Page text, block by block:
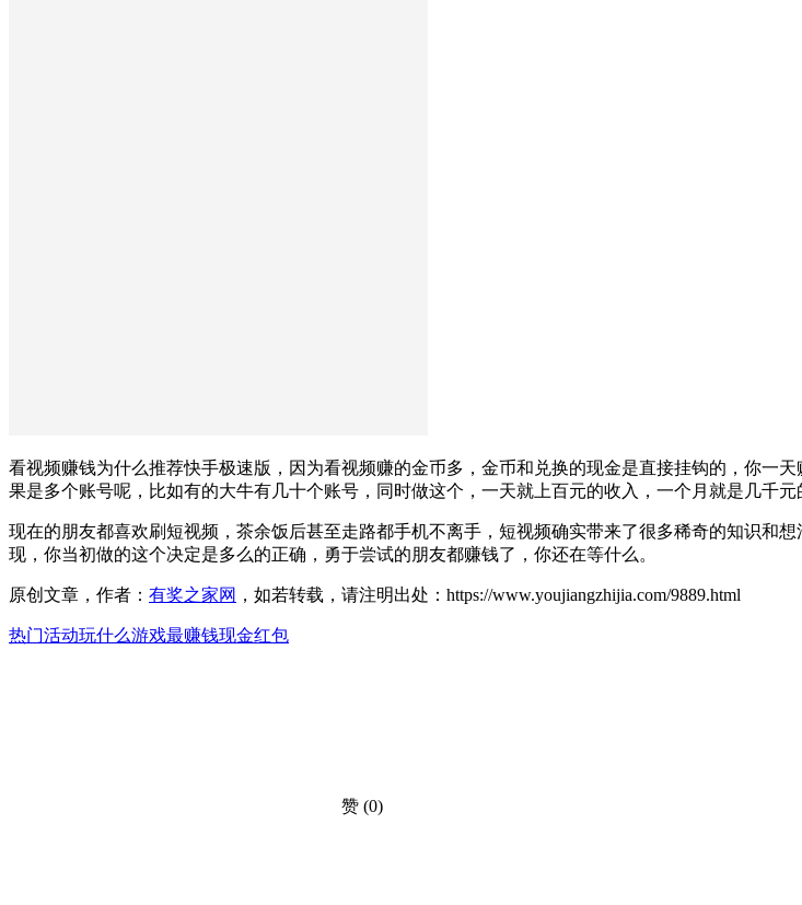
看视频赚钱为什么推荐快手极速版，因为看视频赚的金币多，金币和兑换的现金是直接挂钩的，你一
果是多个账号呢，比如有的大牛有几十个账号，同时做这个，一天就上百元的收入，一个月就是几千元
现在的朋友都喜欢刷短视频，茶余饭后甚至走路都手机不离手，短视频确实带来了很多稀奇的知识和
现，你当初做的这个决定是多么的正确，勇于尝试的朋友都赚钱了，你还在等什么。
原创文章，作者： 有奖之家网 ，如若转载，请注明出处：https://www.youjiangzhijia.com/9889.html
热门活动玩什么游戏最赚钱现金红包
赞 (0)